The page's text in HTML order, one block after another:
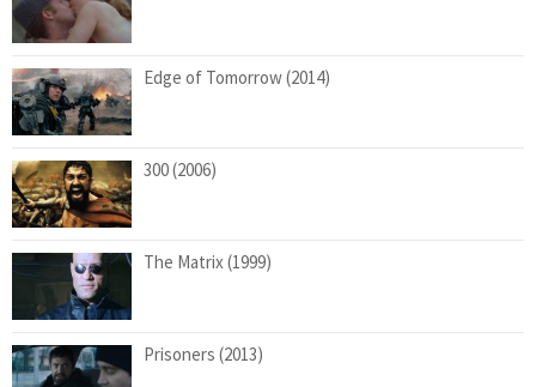
Edge of Tomorrow (2014)
300 (2006)
The Matrix (1999)
Prisoners (2013)